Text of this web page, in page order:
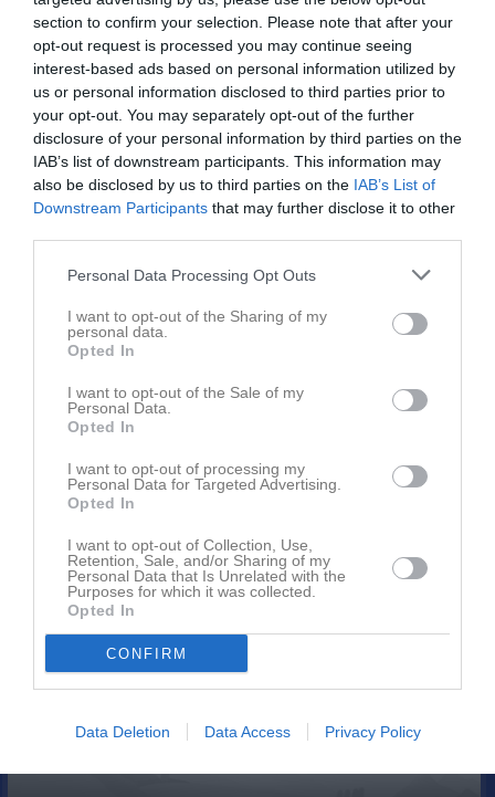
section to confirm your selection. Please note that after your
opt-out request is processed you may continue seeing
interest-based ads based on personal information utilized by
us or personal information disclosed to third parties prior to
your opt-out. You may separately opt-out of the further
disclosure of your personal information by third parties on the
IAB’s list of downstream participants. This information may
also be disclosed by us to third parties on the IAB’s List of
Downstream Participants that may further disclose it to other
Personal Data Processing Opt Outs
I want to opt-out of the Sharing of my
personal data.
Opted In
I want to opt-out of the Sale of my
Personal Data.
Opted In
I want to opt-out of processing my
Personal Data for Targeted Advertising.
Opted In
I want to opt-out of Collection, Use,
Retention, Sale, and/or Sharing of my
Personal Data that Is Unrelated with the
Purposes for which it was collected.
Opted In
CONFIRM
Data Deletion Data Access Privacy Policy
Senast uppladdade video
Ingen video uppladdad
Logga in och ladda upp ert första klipp
Senast uppdaterade album